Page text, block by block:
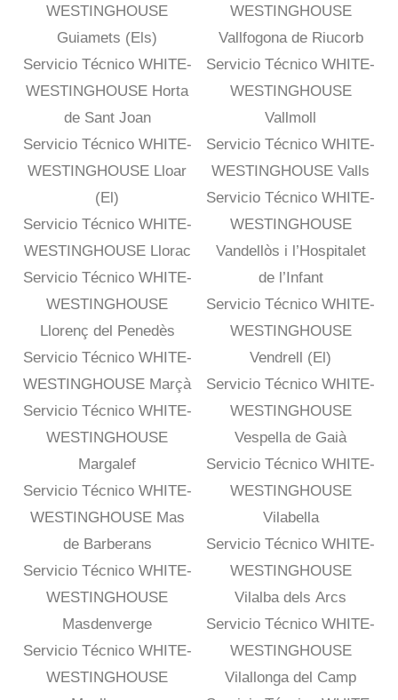
WESTINGHOUSE
Guiamets (Els)
Servicio Técnico WHITE-
WESTINGHOUSE Horta
de Sant Joan
Servicio Técnico WHITE-
WESTINGHOUSE Lloar
(El)
Servicio Técnico WHITE-
WESTINGHOUSE Llorac
Servicio Técnico WHITE-
WESTINGHOUSE
Llorenç del Penedès
Servicio Técnico WHITE-
WESTINGHOUSE Marçà
Servicio Técnico WHITE-
WESTINGHOUSE
Margalef
Servicio Técnico WHITE-
WESTINGHOUSE Mas
de Barberans
Servicio Técnico WHITE-
WESTINGHOUSE
Masdenverge
Servicio Técnico WHITE-
WESTINGHOUSE
WESTINGHOUSE
Vallfogona de Riucorb
Servicio Técnico WHITE-
WESTINGHOUSE
Vallmoll
Servicio Técnico WHITE-
WESTINGHOUSE Valls
Servicio Técnico WHITE-
WESTINGHOUSE
Vandellòs i l’Hospitalet
de l’Infant
Servicio Técnico WHITE-
WESTINGHOUSE
Vendrell (El)
Servicio Técnico WHITE-
WESTINGHOUSE
Vespella de Gaià
Servicio Técnico WHITE-
WESTINGHOUSE
Vilabella
Servicio Técnico WHITE-
WESTINGHOUSE
Vilalba dels Arcs
Servicio Técnico WHITE-
WESTINGHOUSE
Vilallonga del Camp